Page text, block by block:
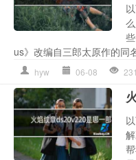
us》改编自三郎太原作的同
hyw 06-08 231